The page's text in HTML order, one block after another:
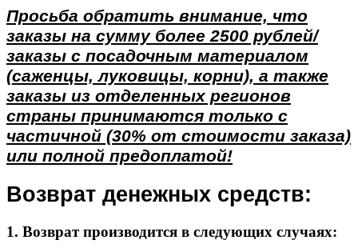
Просьба обратить внимание, что
заказы на сумму более 2500 рублей/
заказы с посадочным материалом
(саженцы, луковицы, корни), а также
заказы из отделенных регионов
страны принимаются только с
частичной (30% от стоимости заказа)
или полной предоплатой!
Возврат денежных средств:
1. Возврат производится в следующих случаях: